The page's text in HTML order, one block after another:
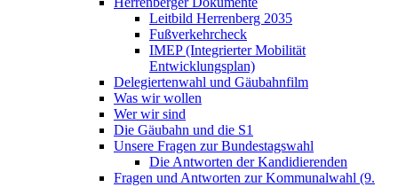
Leitbild Herrenberg 2035
Fußverkehrcheck
IMEP (Integrierter Mobilität
Entwicklungsplan)
Delegiertenwahl und Gäubahnfilm
Was wir wollen
Wer wir sind
Die Gäubahn und die S1
Unsere Fragen zur Bundestagswahl
Die Antworten der Kandidierenden
Fragen und Antworten zur Kommunalwahl (9.